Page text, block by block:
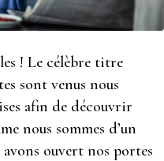
! Le célèbre titre
sont venus nous
afin de découvrir
nous sommes d’un
ouvert nos portes